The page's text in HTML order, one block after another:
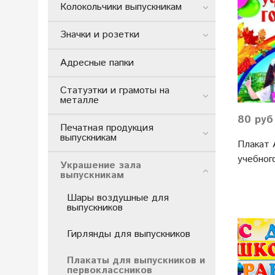
80 руб
Плакат
Колокольчики выпускникам
Значки и розетки
Адресные папки
Статуэтки и грамоты на
металле
Печатная продукция
выпускникам
Украшение зала
выпускникам
Шары воздушные для
выпускников
Гирлянды для выпускников
Плакаты для выпускников и
первоклассников